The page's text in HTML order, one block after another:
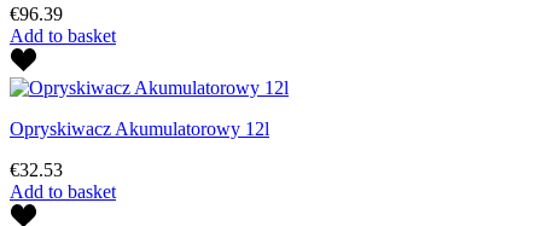
€96.39
Add to basket
Opryskiwacz Akumulatorowy 12l
€32.53
Add to basket